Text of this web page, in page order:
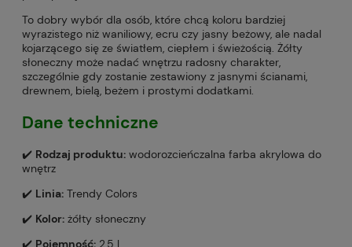
To dobry wybór dla osób, które chcą koloru bardziej
wyrazistego niż waniliowy, ecru czy jasny beżowy, ale nadal
kojarzącego się ze światłem, ciepłem i świeżością. Żółty
słoneczny może nadać wnętrzu radosny charakter,
szczególnie gdy zostanie zestawiony z jasnymi ścianami,
drewnem, bielą, beżem i prostymi dodatkami.
Dane techniczne
✔️ Rodzaj produktu: wodorozcieńczalna farba akrylowa do
wnętrz
✔️ Linia: Trendy Colors
✔️ Kolor: żółty słoneczny
✔️ Pojemność: 2,5 l